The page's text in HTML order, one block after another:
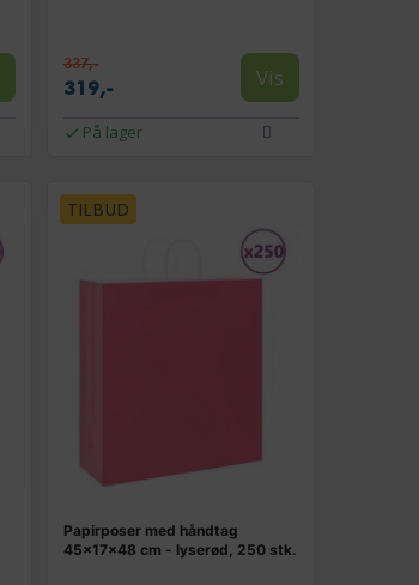
337,-
319,- Vis
På lager
TILBUD
Papirposer med håndtag
45×17×48 cm - lyserød, 250 stk.